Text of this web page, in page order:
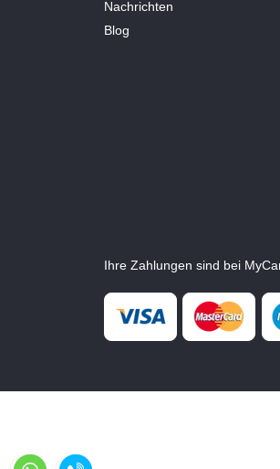
Nachrichten
Blog
Ihre Zahlungen sind bei